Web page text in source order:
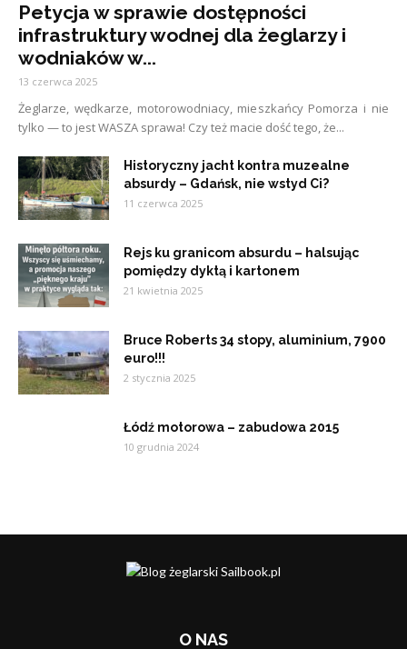
Petycja w sprawie dostępności
infrastruktury wodnej dla żeglarzy i
wodniaków w...
13 czerwca 2025
Żeglarze, wędkarze, motorowodniacy, mieszkańcy Pomorza i nie
tylko — to jest WASZA sprawa! Czy też macie dość tego, że...
Historyczny jacht kontra muzealne
absurdy – Gdańsk, nie wstyd Ci?
11 czerwca 2025
Rejs ku granicom absurdu – halsując
pomiędzy dyktą i kartonem
21 kwietnia 2025
Bruce Roberts 34 stopy, aluminium, 7900
euro!!!
2 stycznia 2025
Łódź motorowa – zabudowa 2015
10 grudnia 2024
O NAS